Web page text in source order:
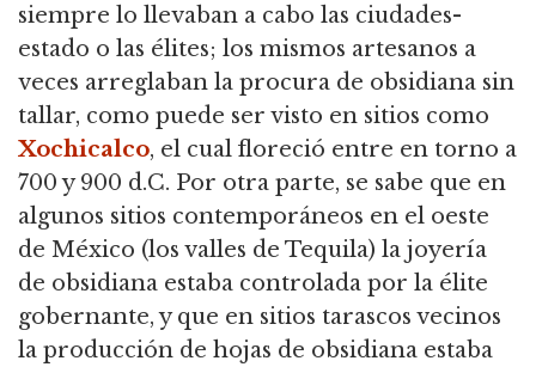
siempre lo llevaban a cabo las ciudades-
estado o las élites; los mismos artesanos a
veces arreglaban la procura de obsidiana sin
tallar, como puede ser visto en sitios como
Xochicalco, el cual floreció entre en torno a
700 y 900 d.C. Por otra parte, se sabe que en
algunos sitios contemporáneos en el oeste
de México (los valles de Tequila) la joyería
de obsidiana estaba controlada por la élite
gobernante, y que en sitios tarascos vecinos
la producción de hojas de obsidiana estaba